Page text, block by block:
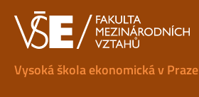
Vysoká škola ekonomická v Praze